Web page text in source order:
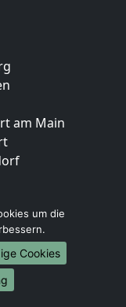
am Main
um die
Cookies